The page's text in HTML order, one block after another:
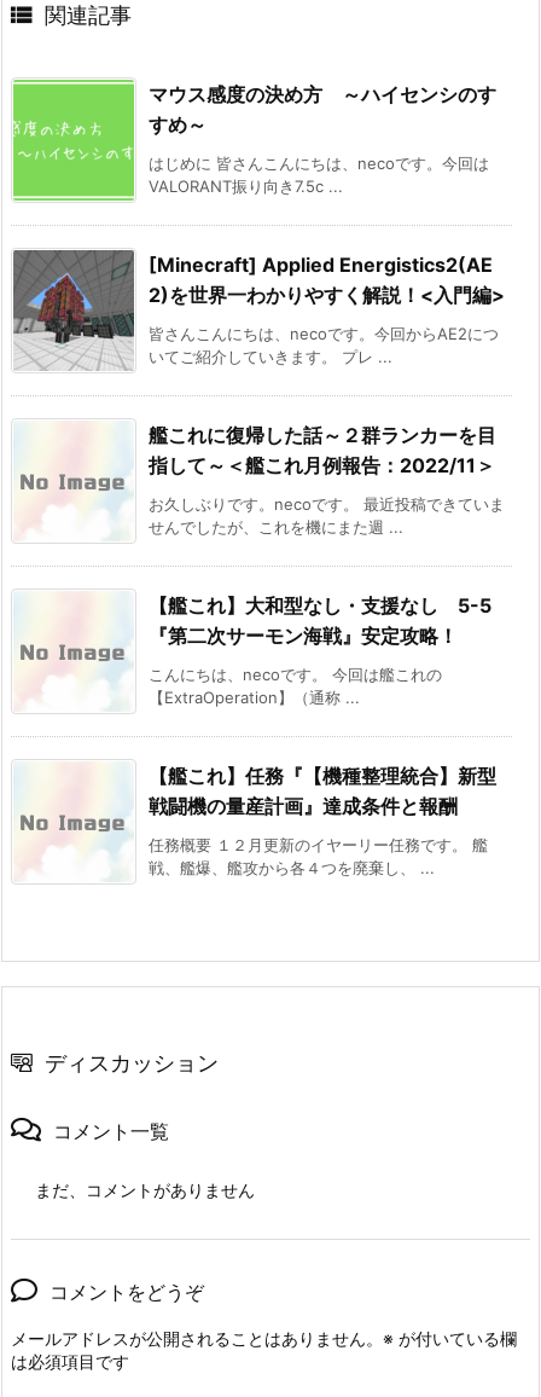
 関連記事
マウス感度の決め方 ～ハイセンシのす
すめ～
はじめに 皆さんこんにちは、necoです。今回は
VALORANT振り向き7.5c ...
[Minecraft] Applied Energistics2(AE
2)を世界一わかりやすく解説！<入門編>
皆さんこんにちは、necoです。今回からAE2につ
いてご紹介していきます。 プレ ...
艦これに復帰した話～２群ランカーを目
指して～＜艦これ月例報告：2022/11＞
お久しぶりです。necoです。 最近投稿できていま
せんでしたが、これを機にまた週 ...
【艦これ】大和型なし・支援なし 5-5
『第二次サーモン海戦』安定攻略！
こんにちは、necoです。 今回は艦これの
【ExtraOperation】（通称 ...
【艦これ】任務『【機種整理統合】新型
戦闘機の量産計画』達成条件と報酬
任務概要 １２月更新のイヤーリー任務です。 艦
戦、艦爆、艦攻から各４つを廃棄し、 ...
ディスカッション
コメント一覧
まだ、コメントがありません
コメントをどうぞ
メールアドレスが公開されることはありません。 ※ が付いている欄
は必須項目です